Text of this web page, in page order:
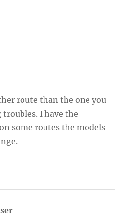
route than the one you
troubles. I have the
some routes the models